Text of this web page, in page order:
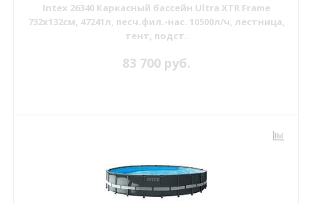
Intex 26340 Каркасный бассейн Ultra XTR Frame
732х132см, 47241л, песч.фил.-нас. 10500л/ч, лестница,
тент, подст.
83 700 руб.